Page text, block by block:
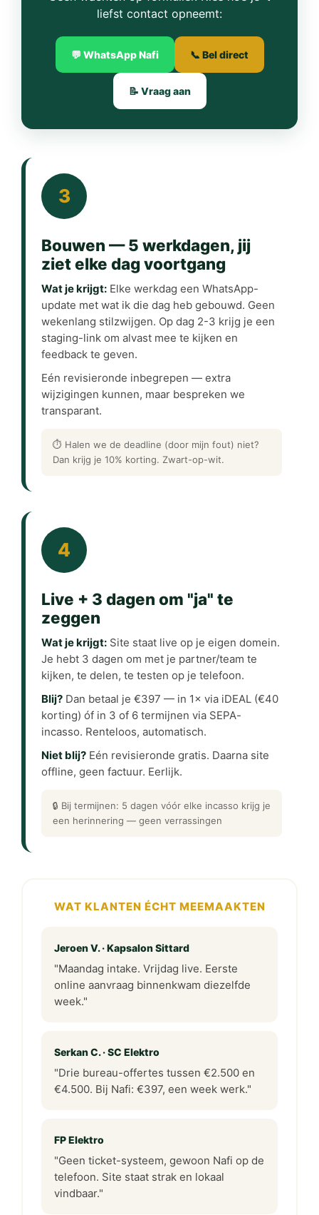
liefst contact opneemt:
💬 WhatsApp Nafi 📞 Bel direct
📝 Vraag aan
3
Bouwen — 5 werkdagen, jij
ziet elke dag voortgang
Wat je krijgt: Elke werkdag een WhatsApp-
update met wat ik die dag heb gebouwd. Geen
wekenlang stilzwijgen. Op dag 2-3 krijg je een
staging-link om alvast mee te kijken en
feedback te geven.
Eén revisieronde inbegrepen — extra
wijzigingen kunnen, maar bespreken we
transparant.
⏱ Halen we de deadline (door mijn fout) niet?
Dan krijg je 10% korting. Zwart-op-wit.
4
Live + 3 dagen om "ja" te
zeggen
Wat je krijgt: Site staat live op je eigen domein.
Je hebt 3 dagen om met je partner/team te
kijken, te delen, te testen op je telefoon.
Blij? Dan betaal je €397 — in 1× via iDEAL (€40
korting) óf in 3 of 6 termijnen via SEPA-
incasso. Renteloos, automatisch.
Niet blij? Eén revisieronde gratis. Daarna site
offline, geen factuur. Eerlijk.
🔒 Bij termijnen: 5 dagen vóór elke incasso krijg je
een herinnering — geen verrassingen
WAT KLANTEN ÉCHT MEEMAAKTEN
Jeroen V. · Kapsalon Sittard
"Maandag intake. Vrijdag live. Eerste
online aanvraag binnenkwam diezelfde
week."
Serkan C. · SC Elektro
"Drie bureau-offertes tussen €2.500 en
€4.500. Bij Nafi: €397, een week werk."
FP Elektro
"Geen ticket-systeem, gewoon Nafi op de
telefoon. Site staat strak en lokaal
vindbaar."